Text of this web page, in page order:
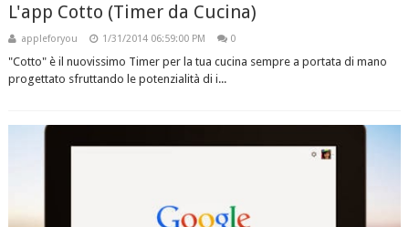
L'app Cotto (Timer da Cucina)
appleforyou 1/31/2014 06:59:00 PM 0
"Cotto" è il nuovissimo Timer per la tua cucina sempre a portata di mano
progettato sfruttando le potenzialità di i...